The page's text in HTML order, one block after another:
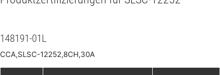
148191-01L
CCA,SLSC-12252,8CH,30A